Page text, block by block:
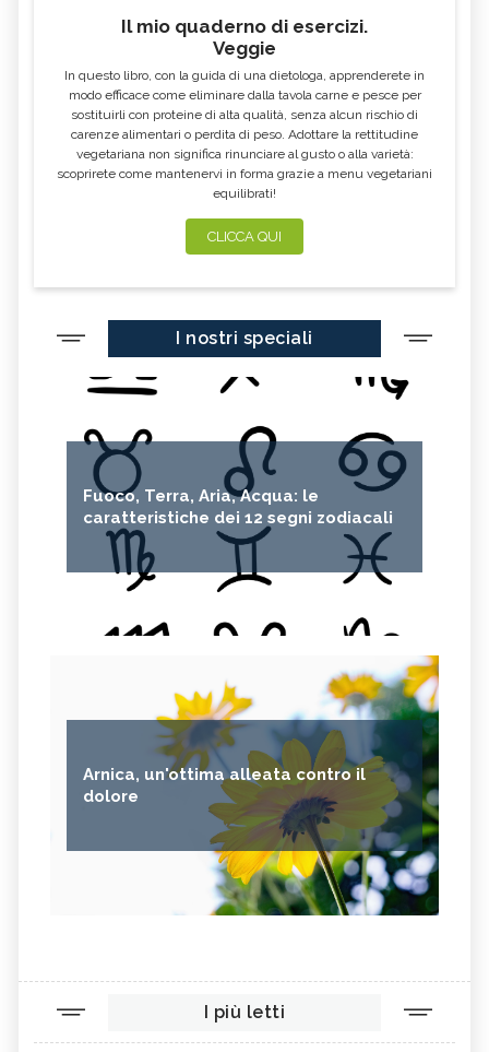
Il mio quaderno di esercizi.
Veggie
In questo libro, con la guida di una dietologa, apprenderete in
modo efficace come eliminare dalla tavola carne e pesce per
sostituirli con proteine di alta qualità, senza alcun rischio di
carenze alimentari o perdita di peso. Adottare la rettitudine
vegetariana non significa rinunciare al gusto o alla varietà:
scoprirete come mantenervi in forma grazie a menu vegetariani
equilibrati!
CLICCA QUI
I nostri speciali
Fuoco, Terra, Aria, Acqua: le
caratteristiche dei 12 segni zodiacali
Arnica, un'ottima alleata contro il
dolore
I più letti